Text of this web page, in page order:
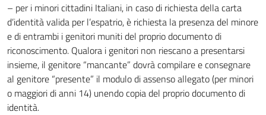
– per i minori cittadini Italiani, in caso di richiesta della carta
d’identità valida per l’espatrio, è richiesta la presenza del minore
e di entrambi i genitori muniti del proprio documento di
riconoscimento. Qualora i genitori non riescano a presentarsi
insieme, il genitore “mancante” dovrà compilare e consegnare
al genitore “presente” il modulo di assenso allegato (per minori
o maggiori di anni 14) unendo copia del proprio documento di
identità.